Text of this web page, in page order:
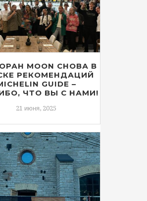
MOON СНОВА В
РЕКОМЕНДАЦИЙ
GUIDE –
ЧТО ВЫ С НАМИ!
21 июня, 2025